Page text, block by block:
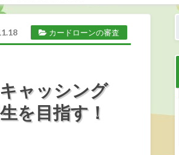
カードローンの審査
ャッシング
を目指す！